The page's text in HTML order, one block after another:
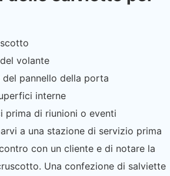
volante
del pannello della porta
interne
prima di riunioni o eventi
a una stazione di servizio prima
con un cliente e di notare la
Una confezione di salviette